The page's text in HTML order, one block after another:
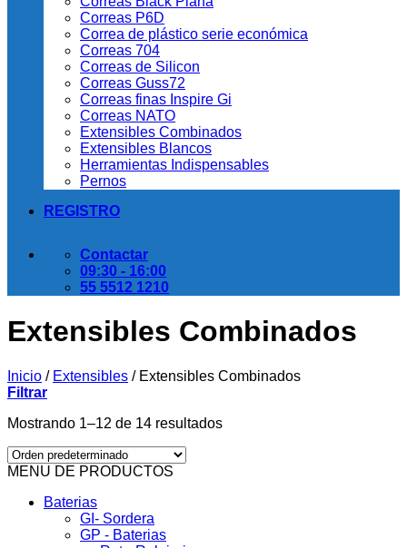
Correas P6D
Correa de plástico serie económica
Correas 704
Correas de Silicon
Correas Guss72
Correas finas Inspire Gi
Correas NATO
Extensibles Combinados
Extensibles Blancos
Herramientas Indispensables
Pernos
REGISTRO
Contactar
09:30 - 16:00
55 5512 1210
Extensibles Combinados
Inicio / Extensibles /Extensibles Combinados
Filtrar
Mostrando 1–12 de 14 resultados
MENU DE PRODUCTOS
Baterias
GI- Sordera
GP - Baterias